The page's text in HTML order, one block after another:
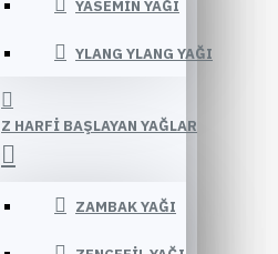
YASEMIN YAĞI
YLANG YLANG YAĞI
Z HARFI BAŞLAYAN YAĞLAR
ZAMBAK YAĞI